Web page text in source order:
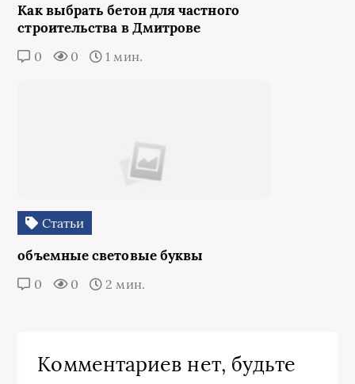
Как выбрать бетон для частного
строительства в Дмитрове
0 0 1 мин.
Статьи
объемные световые буквы
0 0 2 мин.
Комментариев нет, будьте